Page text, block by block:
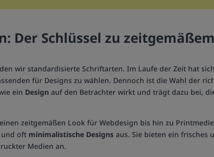
Der Schlüssel zu zeitgemäß
wir standardisierte Schriftarten. Im Laufe der Zeit hat
für Designs zu wählen. Dennoch ist die Wahl der
ein Design auf den Betrachter wirkt und trägt dazu bei,
zeitgemäßen Look für Webdesign bis hin zu
und oft minimalistische Designs aus. Sie bieten ein frisches
Medien an.